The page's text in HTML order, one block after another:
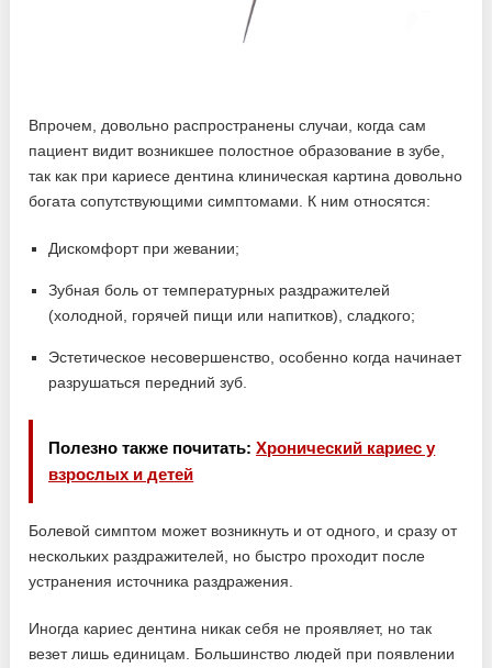
Впрочем, довольно распространены случаи, когда сам
пациент видит возникшее полостное образование в зубе,
так как при кариесе дентина клиническая картина довольно
богата сопутствующими симптомами. К ним относятся:
Дискомфорт при жевании;
Зубная боль от температурных раздражителей
(холодной, горячей пищи или напитков), сладкого;
Эстетическое несовершенство, особенно когда начинает
разрушаться передний зуб.
Полезно также почитать:Хронический кариес у
взрослых и детей
Болевой симптом может возникнуть и от одного, и сразу от
нескольких раздражителей, но быстро проходит после
устранения источника раздражения.
Иногда кариес дентина никак себя не проявляет, но так
везет лишь единицам. Большинство людей при появлении